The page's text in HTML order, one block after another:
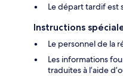
Le départ tardif est
Instructions
Le personnel de la
Les informations
traduites à l’aide